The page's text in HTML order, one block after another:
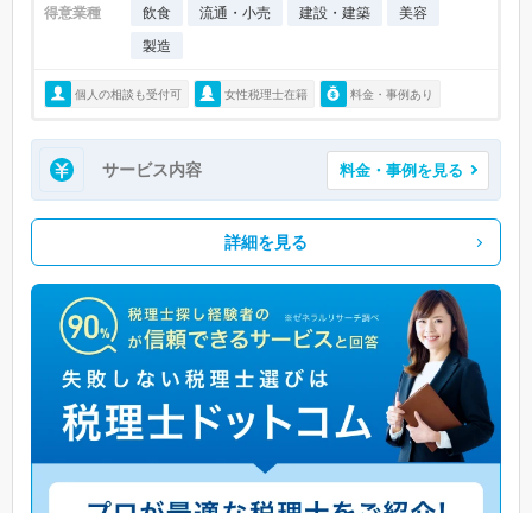
得意業種 飲食 流通・小売 建設・建築
美容
製造
個人の相談も受付可 女性税理士在籍 料金・事例あり
サービス内容 料金・事例を見る
詳細を見る